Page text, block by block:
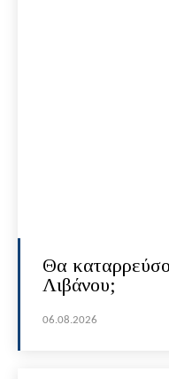
Θα
Λιβάνου;
06.08.2026